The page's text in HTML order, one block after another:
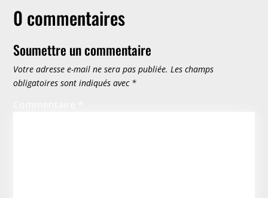
0 commentaires
Soumettre un commentaire
Votre adresse e-mail ne sera pas publiée. Les champs
obligatoires sont indiqués avec *